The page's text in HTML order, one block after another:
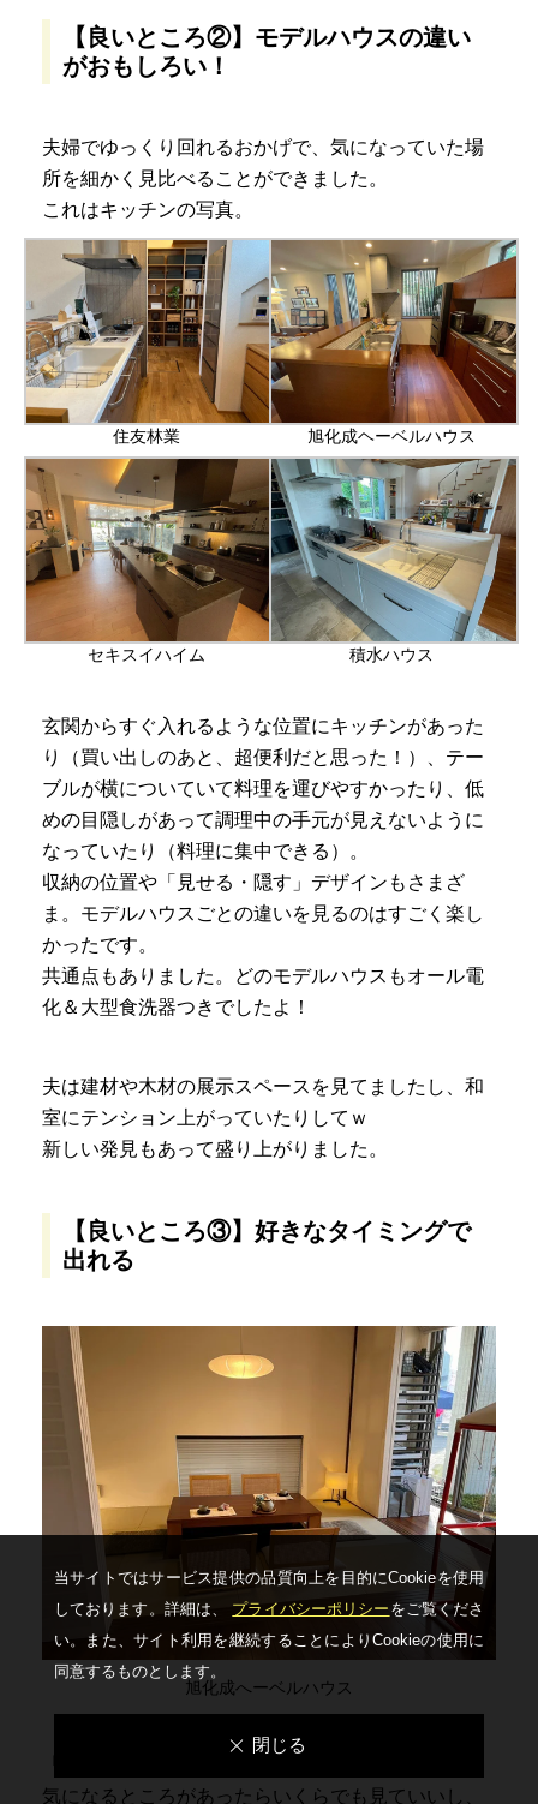
【良いところ②】モデルハウスの違い
がおもしろい！
夫婦でゆっくり回れるおかげで、気になっていた場
所を細かく見比べることができました。
これはキッチンの写真。
住友林業 旭化成ヘーベルハウス
セキスイハイム 積水ハウス
玄関からすぐ入れるような位置にキッチンがあった
り（買い出しのあと、超便利だと思った！）、テー
ブルが横についていて料理を運びやすかったり、低
めの目隠しがあって調理中の手元が見えないように
なっていたり（料理に集中できる）。
収納の位置や「見せる・隠す」デザインもさまざ
ま。モデルハウスごとの違いを見るのはすごく楽し
かったです。
共通点もありました。どのモデルハウスもオール電
化＆大型食洗器つきでしたよ！
夫は建材や木材の展示スペースを見てましたし、和
室にテンション上がっていたりしてｗ
新しい発見もあって盛り上がりました。
【良いところ③】好きなタイミングで
出れる
旭化成へーベルハウス
気になるところがあったらいくらでも見ていいし、
当サイトではサービス提供の品質向上を⽬的にCookieを使⽤
しております。詳細は、 プライバシーポリシー をご覧くださ
い。
また、サイト利⽤を継続することによりCookieの使⽤に
同意するものとします。
閉じる